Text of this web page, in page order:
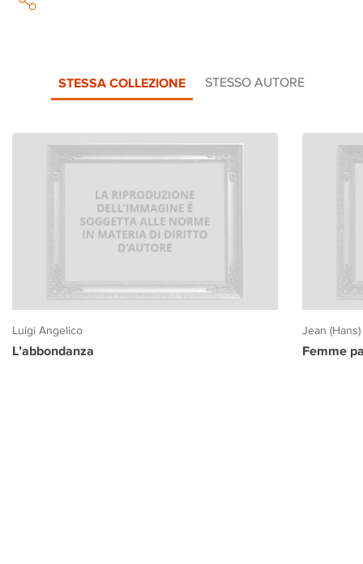
STESSA COLLEZIONE STESSO AUTORE
Luigi Angelico
L’abbondanza
Jean
Femme